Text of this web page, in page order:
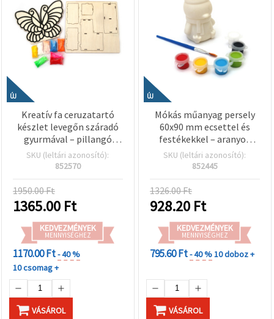
ÚJ
Kreatív fa ceruzatartó
készlet levegőn száradó
gyurmával – pillangó
mintával, DIY hobby és
kreatív kézműves
SKU (leltári azonosító):
852570
1950.00 Ft
1365.00 Ft
KEDVEZMÉNYEK
MENNYISÉGHEZ
1170.00 Ft- 40 %
10 csomag +
VÁSÁROL
ÚJ
Mókás műanyag persely
60x90 mm ecsettel és
festékekkel – aranyos
pingvin mintával
gyerekeknek, kreatív
SKU (leltári azonosító):
852445
1326.00 Ft
928.20 Ft
KEDVEZMÉNYEK
MENNYISÉGHEZ
795.60 Ft- 40 %10 doboz +
VÁSÁROL